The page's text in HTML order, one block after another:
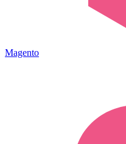
Magento